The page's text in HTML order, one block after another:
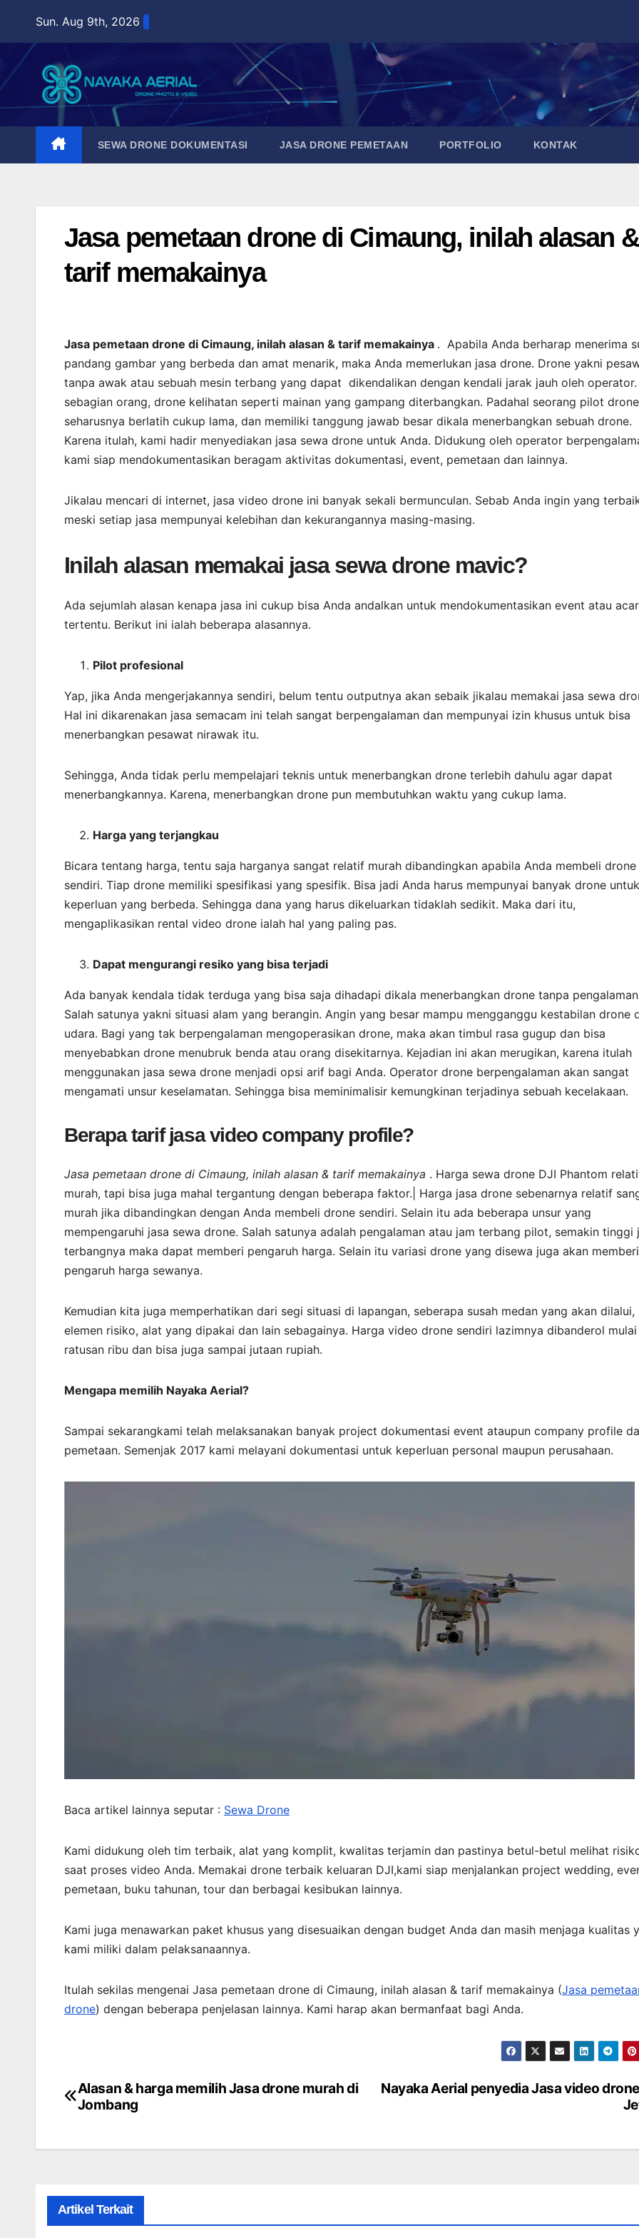
content
Sun. Aug 9th, 2026
SEWA DRONE DOKUMENTASI JASA DRONE PEMETAAN PORTFOLIO KONTAK
Jasa pemetaan drone di Cimaung, inilah alasan &
tarif memakainya
Jasa pemetaan drone di Cimaung, inilah alasan & tarif memakainya . Apabila Anda berharap menerima
pandang gambar yang berbeda dan amat menarik, maka Anda memerlukan jasa drone. Drone yakni
tanpa awak atau sebuah mesin terbang yang dapat dikendalikan dengan kendali jarak jauh oleh operator.
sebagian orang, drone kelihatan seperti mainan yang gampang diterbangkan. Padahal seorang pilot drone
seharusnya berlatih cukup lama, dan memiliki tanggung jawab besar dikala menerbangkan sebuah drone.
Karena itulah, kami hadir menyediakan jasa sewa drone untuk Anda. Didukung oleh operator
kami siap mendokumentasikan beragam aktivitas dokumentasi, event, pemetaan dan lainnya.
Jikalau mencari di internet, jasa video drone ini banyak sekali bermunculan. Sebab Anda ingin yang
meski setiap jasa mempunyai kelebihan dan kekurangannya masing-masing.
Inilah alasan memakai jasa sewa drone mavic?
Ada sejumlah alasan kenapa jasa ini cukup bisa Anda andalkan untuk mendokumentasikan event atau
tertentu. Berikut ini ialah beberapa alasannya.
Pilot profesional
Yap, jika Anda mengerjakannya sendiri, belum tentu outputnya akan sebaik jikalau memakai jasa sewa
Hal ini dikarenakan jasa semacam ini telah sangat berpengalaman dan mempunyai izin khusus untuk bisa
menerbangkan pesawat nirawak itu.
Sehingga, Anda tidak perlu mempelajari teknis untuk menerbangkan drone terlebih dahulu agar dapat
menerbangkannya. Karena, menerbangkan drone pun membutuhkan waktu yang cukup lama.
Harga yang terjangkau
Bicara tentang harga, tentu saja harganya sangat relatif murah dibandingkan apabila Anda membeli drone
sendiri. Tiap drone memiliki spesifikasi yang spesifik. Bisa jadi Anda harus mempunyai banyak drone untuk
keperluan yang berbeda. Sehingga dana yang harus dikeluarkan tidaklah sedikit. Maka dari itu,
mengaplikasikan rental video drone ialah hal yang paling pas.
Dapat mengurangi resiko yang bisa terjadi
Ada banyak kendala tidak terduga yang bisa saja dihadapi dikala menerbangkan drone tanpa
Salah satunya yakni situasi alam yang berangin. Angin yang besar mampu mengganggu kestabilan drone
udara. Bagi yang tak berpengalaman mengoperasikan drone, maka akan timbul rasa gugup dan bisa
menyebabkan drone menubruk benda atau orang disekitarnya. Kejadian ini akan merugikan, karena itulah
menggunakan jasa sewa drone menjadi opsi arif bagi Anda. Operator drone berpengalaman akan sangat
mengamati unsur keselamatan. Sehingga bisa meminimalisir kemungkinan terjadinya sebuah kecelakaan.
Berapa tarif jasa video company profile?
Jasa pemetaan drone di Cimaung, inilah alasan & tarif memakainya . Harga sewa drone DJI Phantom
murah, tapi bisa juga mahal tergantung dengan beberapa faktor.| Harga jasa drone sebenarnya relatif
murah jika dibandingkan dengan Anda membeli drone sendiri. Selain itu ada beberapa unsur yang
mempengaruhi jasa sewa drone. Salah satunya adalah pengalaman atau jam terbang pilot, semakin tinggi
terbangnya maka dapat memberi pengaruh harga. Selain itu variasi drone yang disewa juga akan memberi
pengaruh harga sewanya.
Kemudian kita juga memperhatikan dari segi situasi di lapangan, seberapa susah medan yang akan dilalui,
elemen risiko, alat yang dipakai dan lain sebagainya. Harga video drone sendiri lazimnya dibanderol
ratusan ribu dan bisa juga sampai jutaan rupiah.
Mengapa memilih Nayaka Aerial?
Sampai sekarangkami telah melaksanakan banyak project dokumentasi event ataupun company profile
pemetaan. Semenjak 2017 kami melayani dokumentasi untuk keperluan personal maupun perusahaan.
Baca artikel lainnya seputar : Sewa Drone
Kami didukung oleh tim terbaik, alat yang komplit, kwalitas terjamin dan pastinya betul-betul melihat
saat proses video Anda. Memakai drone terbaik keluaran DJI,kami siap menjalankan project wedding,
pemetaan, buku tahunan, tour dan berbagai kesibukan lainnya.
Kami juga menawarkan paket khusus yang disesuaikan dengan budget Anda dan masih menjaga kualitas
kami miliki dalam pelaksanaannya.
Itulah sekilas mengenai Jasa pemetaan drone di Cimaung, inilah alasan & tarif memakainya (Jasa
drone) dengan beberapa penjelasan lainnya. Kami harap akan bermanfaat bagi Anda.
Post
Nayaka Aerial penyedia Jasa video
Alasan & harga memilih Jasa drone murah di
Jombang
Artikel Terkait